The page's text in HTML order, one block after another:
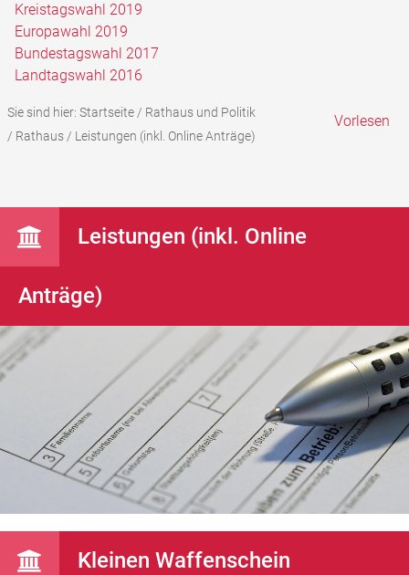
Kreistagswahl 2019
Europawahl 2019
Bundestagswahl 2017
Landtagswahl 2016
Sie sind hier: Startseite/ Rathaus und Politik
/ Rathaus/ Leistungen (inkl. Online Anträge)
Vorlesen
Leistungen (inkl. Online
Anträge)
Kleinen Waffenschein